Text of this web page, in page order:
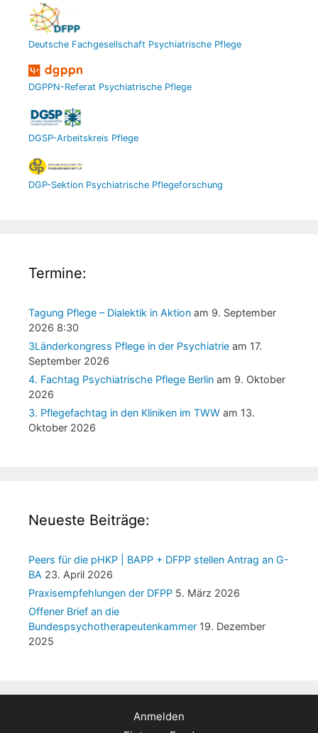
Deutsche Fachgesellschaft Psychiatrische Pflege
DGPPN-Referat Psychiatrische Pflege
DGSP-Arbeitskreis Pflege
DGP-Sektion Psychiatrische Pflegeforschung
Termine:
Tagung Pflege – Dialektik in Aktion am 9. September
2026 8:30
3Länderkongress Pflege in der Psychiatrie am 17.
September 2026
4. Fachtag Psychiatrische Pflege Berlin am 9. Oktober
2026
3. Pflegefachtag in den Kliniken im TWW am 13.
Oktober 2026
Neueste Beiträge:
Peers für die pHKP | BAPP + DFPP stellen Antrag an G-
BA 23. April 2026
Praxisempfehlungen der DFPP 5. März 2026
Offener Brief an die
Bundespsychotherapeutenkammer 19. Dezember
2025
Anmelden